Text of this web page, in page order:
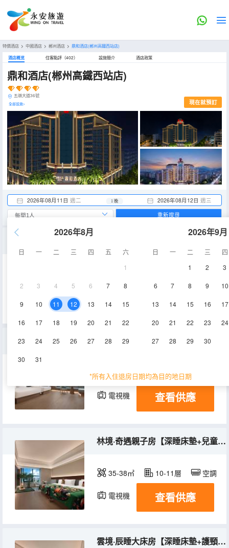
特價酒店 > 中國酒店 > 郴州酒店 > 鼎和酒店(郴州高鐵西站店)
酒店概览 住客點評（402） 設施簡介 酒店政策
鼎和酒店(郴州高鐵西站店)
五嶺大道36號
全部設施> 現在就預訂
2026年08月11日 週二 2026年08月12日 週三
1 晚
2026年8月
日 一 二 三 四 五
六
1
2 3 4 5 6 7 8
9 10 11 12 13 14 15
16 17 18 19 20 21 22
23 24 25 26 27 28 29
30 31
2026年9月
日 一 二 三
四
1
2 3
6 7 8 9 10
13 14 15 16 17
20 21 22 23 24
27 28 29 30
*所有入住退房日期均為目的地日期
重新搜尋
35-38㎡ 空調
45-48㎡ 10層
電視機 查看供應
林境·奇遇親子房【深睡床墊+兒童洗漱包+童趣主題】
35-38㎡ 10-11層 空調
電視機 查看供應
雲境·辰睡大床房【深睡床墊+護頸記憶枕+助眠香薰】